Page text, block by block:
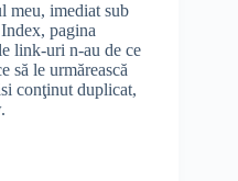
meu, imediat sub
pagina
link-uri n-au de ce
să le urmărească
conţinut duplicat,